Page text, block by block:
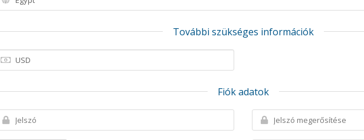
További szükséges információk
Fiók adatok